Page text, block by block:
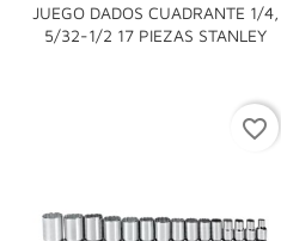
JUEGO DADOS CUADRANTE 1/4,
5/32-1/2 17 PIEZAS STANLEY

favorite_border